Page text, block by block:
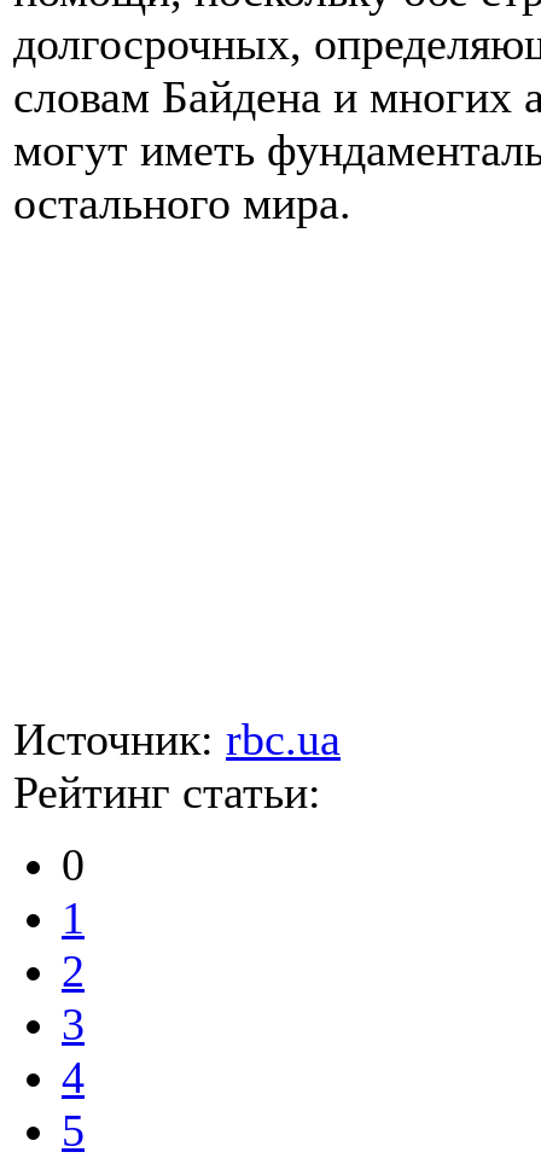
долгосрочных,
словам Байдена и многих
могут иметь
остального мира.
Источник: rbc.ua
Рейтинг статьи:
0
1
2
3
4
5